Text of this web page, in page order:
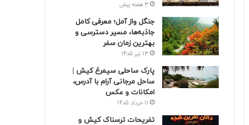
3 هفته پیش
جنگل واز آمل؛ معرفی کامل
جاذبه‌ها، مسیر دسترسی و
بهترین زمان سفر
13 تیر 1405
پارک ساحلی سیمرغ کیش |
ساحل مرجانی آرام با آدرس،
امکانات و عکس
11 خرداد 1405
تفریحات ترسناک کیش و